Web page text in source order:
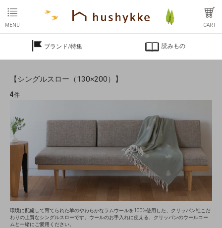
MENU CART
ブランド/特集 読みもの
【シングルスロー（130×200）】
4件
環境に配慮して育てられた羊のやわらかなラムウールを100%使用した、クリッパン社こだ
わりの上質なシングルスローです。ウールのお手入れに使える、クリッパンのウールコー
ムと一緒にご愛用ください。